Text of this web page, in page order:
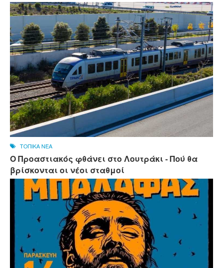
ΤΟΠΙΚΑ ΝΕΑ
Ο Προαστιακός φθάνει στο Λουτράκι - Πού θα
βρίσκονται οι νέοι σταθμοί